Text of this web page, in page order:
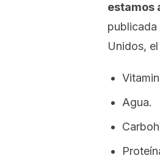
estamos
Unidos,
Agua.